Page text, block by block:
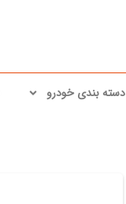
دسته بندی خودرو